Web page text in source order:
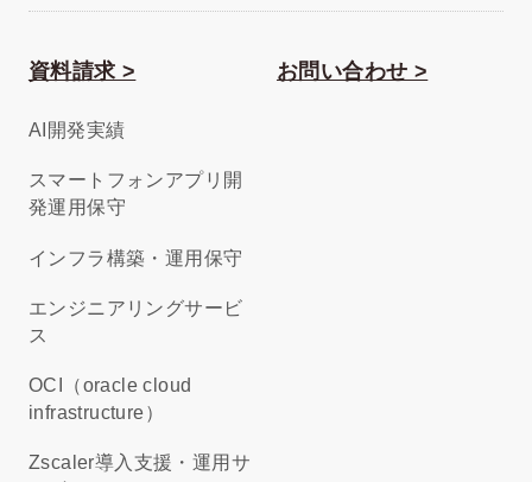
資料請求 >
AI開発実績
スマートフォンアプリ開
発運用保守
インフラ構築・運用保守
エンジニアリングサービ
ス
OCI（oracle cloud
infrastructure）
Zscaler導入支援・運用サ
お問い合わせ >